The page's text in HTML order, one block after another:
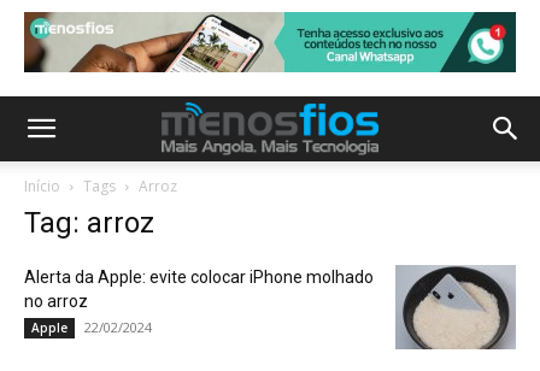
Início Tags Arroz
Tag: arroz
Alerta da Apple: evite colocar iPhone molhado
no arroz
Apple 22/02/2024